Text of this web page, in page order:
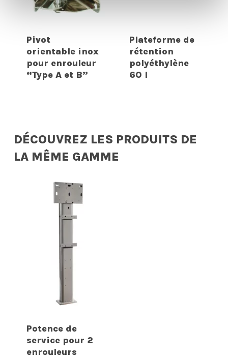
Pivot
orientable inox
pour enrouleur
“Type A et B”
Plateforme de
rétention
polyéthylène
60 l
DÉCOUVREZ LES PRODUITS DE
LA MÊME GAMME
Potence de
service pour 2
enrouleurs